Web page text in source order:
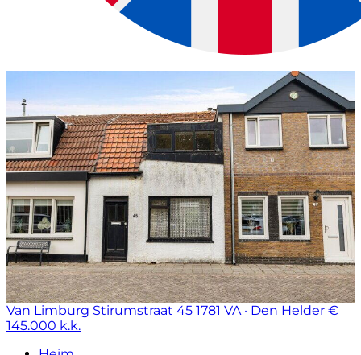
Van Limburg Stirumstraat 45 1781 VA · Den Helder €
145.000 k.k.